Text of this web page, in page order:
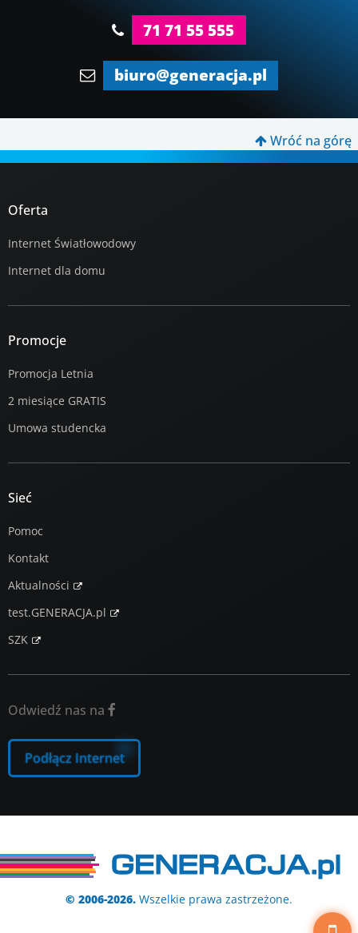
71 71 55 555
biuro@generacja.pl
 Wróć na górę
Oferta
Internet Światłowodowy
Internet dla domu
Promocje
Promocja Letnia
2 miesiące GRATIS
Umowa studencka
Sieć
Pomoc
Kontakt
Aktualności
test.GENERACJA.pl
SZK
Odwiedź nas na 
Podłącz Internet
© 2006-2026. Wszelkie prawa zastrzeżone.